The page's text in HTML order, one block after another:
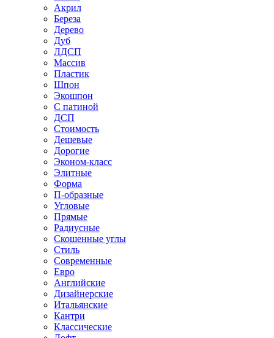
Акрил
Береза
Дерево
Дуб
ЛДСП
Массив
Пластик
Шпон
Экошпон
С патиной
ДСП
Стоимость
Дешевые
Дорогие
Эконом-класс
Элитные
Форма
П-образные
Угловые
Прямые
Радиусные
Скошенные углы
Стиль
Современные
Евро
Английские
Дизайнерские
Итальянские
Кантри
Классические